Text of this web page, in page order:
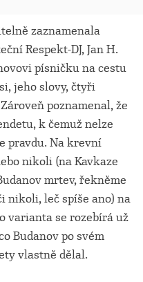
zaznamenala
Respekt-DJ, Jan H.
písničku na cestu
jeho slovy, čtyři
poznamenal, že
k čemuž nelze
pravdu. Na krevní
nikoli (na Kavkaze
mrtev, řekněme
nikoli, leč spíše ano) na
varianta se rozebírá už
Budanov po svém
vlastně dělal.